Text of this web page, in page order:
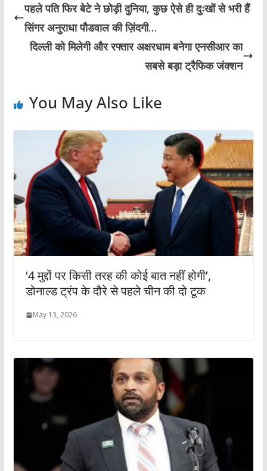
पहले पति फिर बेटे ने छोड़ी दुनिया, कुछ ऐसे ही दुःखों से भरी हैं
सिंगर अनुराधा पौडवाल की ज़िंदगी…
दिल्ली को मिलेगी और रफ्तार अक्षरधाम बनेगा एनसीआर का
सबसे बड़ा ट्रैफिक जंक्शन
You May Also Like
‘4 मुद्दों पर किसी तरह की कोई बात नहीं होगी’,
डोनाल्ड ट्रंप के दौरे से पहले चीन की दो टूक
May 13, 2026